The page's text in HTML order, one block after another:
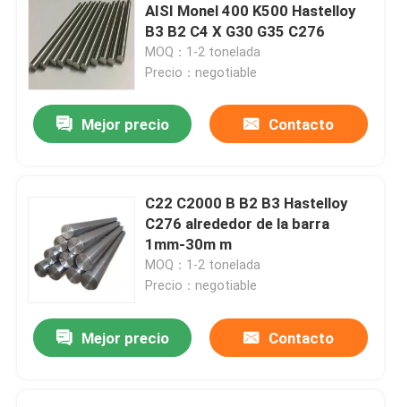
AISI Monel 400 K500 Hastelloy
B3 B2 C4 X G30 G35 C276
MOQ：1-2 tonelada
Precio：negotiable
Mejor precio Contacto
C22 C2000 B B2 B3 Hastelloy
C276 alrededor de la barra
1mm-30m m
MOQ：1-2 tonelada
Precio：negotiable
Mejor precio Contacto